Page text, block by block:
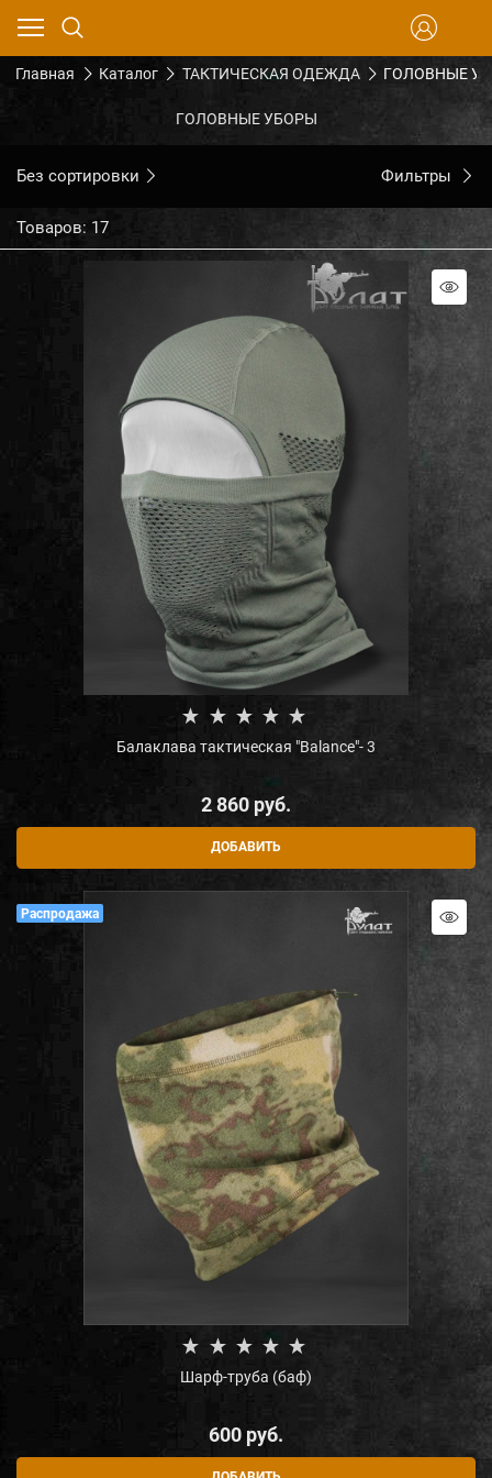
Главная Каталог ТАКТИЧЕСКАЯ ОДЕЖДА ГОЛОВНЫЕ
ГОЛОВНЫЕ УБОРЫ
Без сортировки Фильтры
Товаров: 17
Балаклава тактическая "Balance"- 3
2 860 руб.
ДОБАВИТЬ
Распродажа
Шарф-труба (баф)
600 руб.